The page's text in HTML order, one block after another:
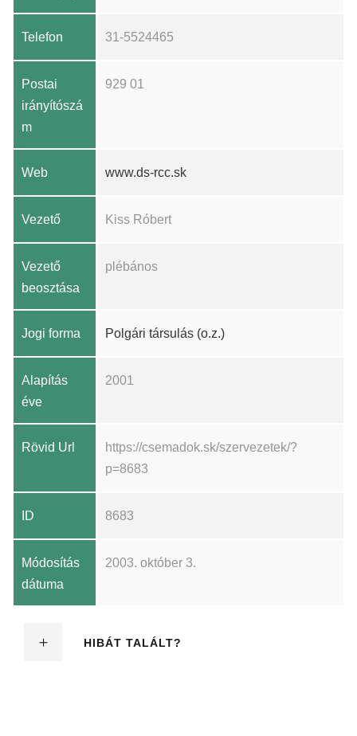
Telefon 31-5524465
Postai
irányítószá
m
929 01
Web www.ds-rcc.sk
Vezető Kiss Róbert
Vezető
beosztása
plébános
Jogi forma Polgári társulás (o.z.)
Alapítás
éve
2001
Rövid Url
https://csemadok.sk/szervezetek/?
p=8683
ID 8683
Módosítás
dátuma
2003. október 3.
HIBÁT TALÁLT?